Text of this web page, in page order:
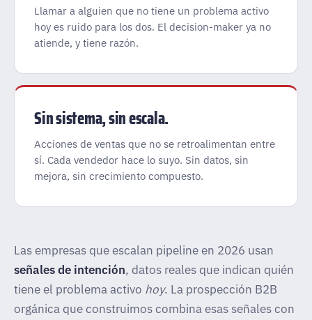
Llamar a alguien que no tiene un problema activo
hoy es ruido para los dos. El decision-maker ya no
atiende, y tiene razón.
Sin sistema, sin escala.
Acciones de ventas que no se retroalimentan entre
sí. Cada vendedor hace lo suyo. Sin datos, sin
mejora, sin crecimiento compuesto.
Las empresas que escalan pipeline en 2026 usan
señales de intención, datos reales que indican quién
tiene el problema activo hoy. La prospección B2B
orgánica que construimos combina esas señales con